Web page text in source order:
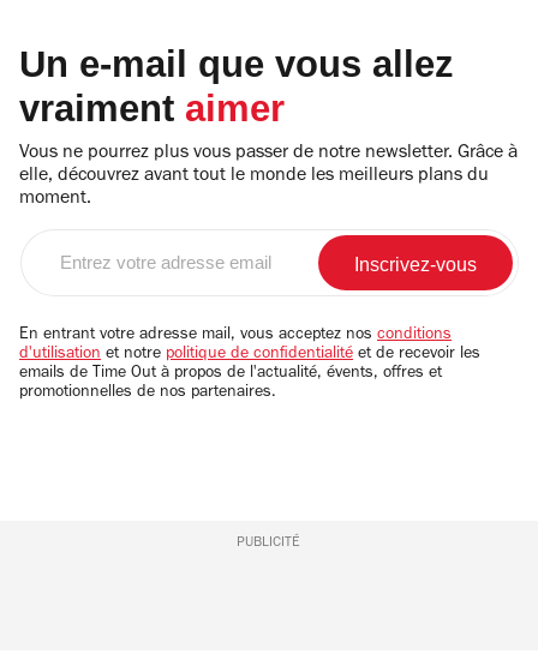
Un e-mail que vous allez
vraiment aimer
Vous ne pourrez plus vous passer de notre newsletter. Grâce à
elle, découvrez avant tout le monde les meilleurs plans du
moment.
email
En entrant votre adresse mail, vous acceptez nos conditions
d'utilisation et notre politique de confidentialité et de recevoir les
emails de Time Out à propos de l'actualité, évents, offres et
promotionnelles de nos partenaires.
PUBLICITÉ